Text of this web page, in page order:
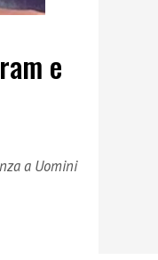
e
a Uomini